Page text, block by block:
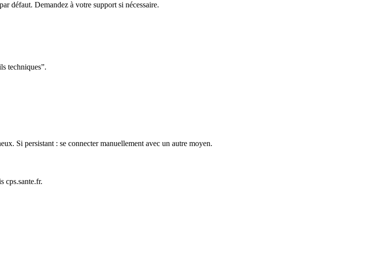
défaut. Demandez à votre support si nécessaire.
techniques”.
Si persistant : se connecter manuellement avec un autre moyen.
cps.sante.fr.